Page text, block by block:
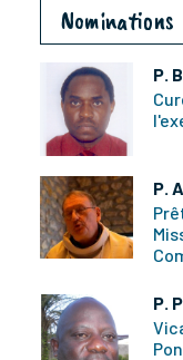
Nominations
P.
P.
P.